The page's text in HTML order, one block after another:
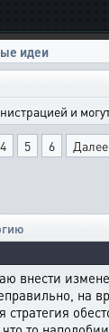
идеи
и
4 5 6 Далее
внести
на
стратегия